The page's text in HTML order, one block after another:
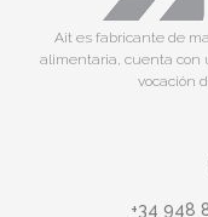
Ait es fabricante de
alimentaria, cuenta con
vocación
+34 948